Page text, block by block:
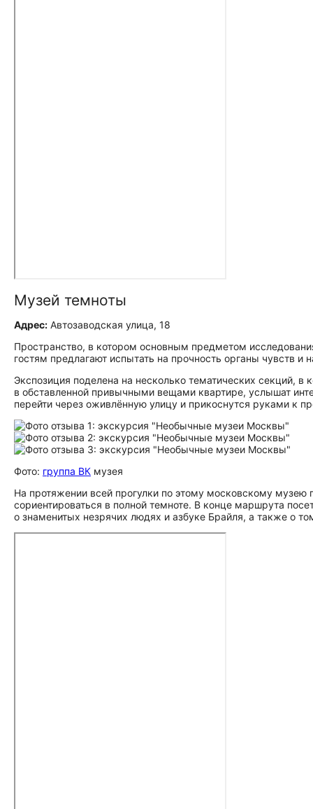
Музей темноты
Адрес: Автозаводская улица, 18
Пространство, в котором основным предметом
гостям предлагают испытать на прочность органы чувств и
Экспозиция поделена на несколько тематических секций,
в обставленной привычными вещами квартире, услышат
перейти через оживлённую улицу и прикоснутся руками к
Фото: группа ВК музея
На протяжении всей прогулки по этому московскому
сориентироваться в полной темноте. В конце маршрута
о знаменитых незрячих людях и азбуке Брайля, а также о